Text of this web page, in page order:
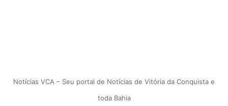
Notícias VCA – Seu portal de Notícias de Vitória da Conquista e
toda Bahia